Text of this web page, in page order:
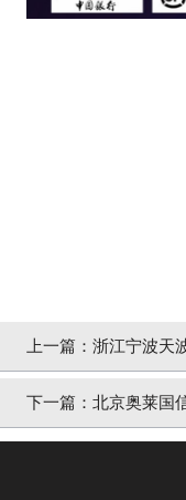
上一篇：浙江宁波天
下一篇：北京奥莱国